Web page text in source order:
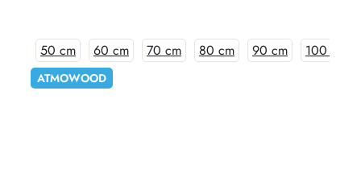
ATMOWOOD
50 cm 60 cm 70 cm 80 cm 90 cm 100 cm